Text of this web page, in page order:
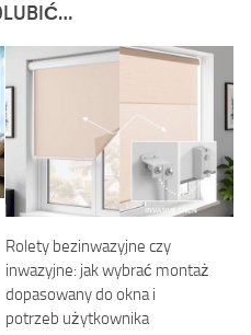
Rolety bezinwazyjne czy
inwazyjne: jak wybrać montaż
dopasowany do okna i
potrzeb użytkownika